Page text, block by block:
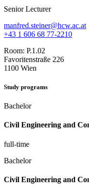
Senior Lecturer
manfred.steiner@hcw.ac.at
+43 1 606 68 77-2210
Room: P.1.02
Favoritenstraße 226
1100 Wien
Study programs
Bachelor
Civil Engineering and
full-time
Bachelor
Civil Engineering and